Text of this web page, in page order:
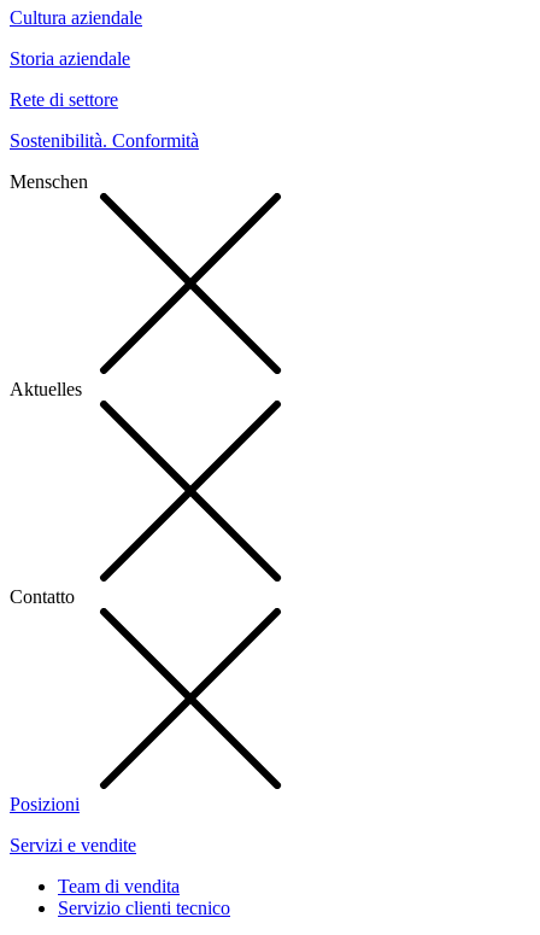
Cultura aziendale
Storia aziendale
Rete di settore
Sostenibilità. Conformità
Menschen
Aktuelles
Contatto
Posizioni
Servizi e vendite
Team di vendita
Servizio clienti tecnico